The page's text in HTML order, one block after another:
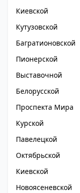
Киевской
Кутузовской
Багратионовской
Пионерской
Выставочной
Белорусской
Проспекта Мира
Курской
Павелецкой
Октябрьской
Киевской
Новоясеневской